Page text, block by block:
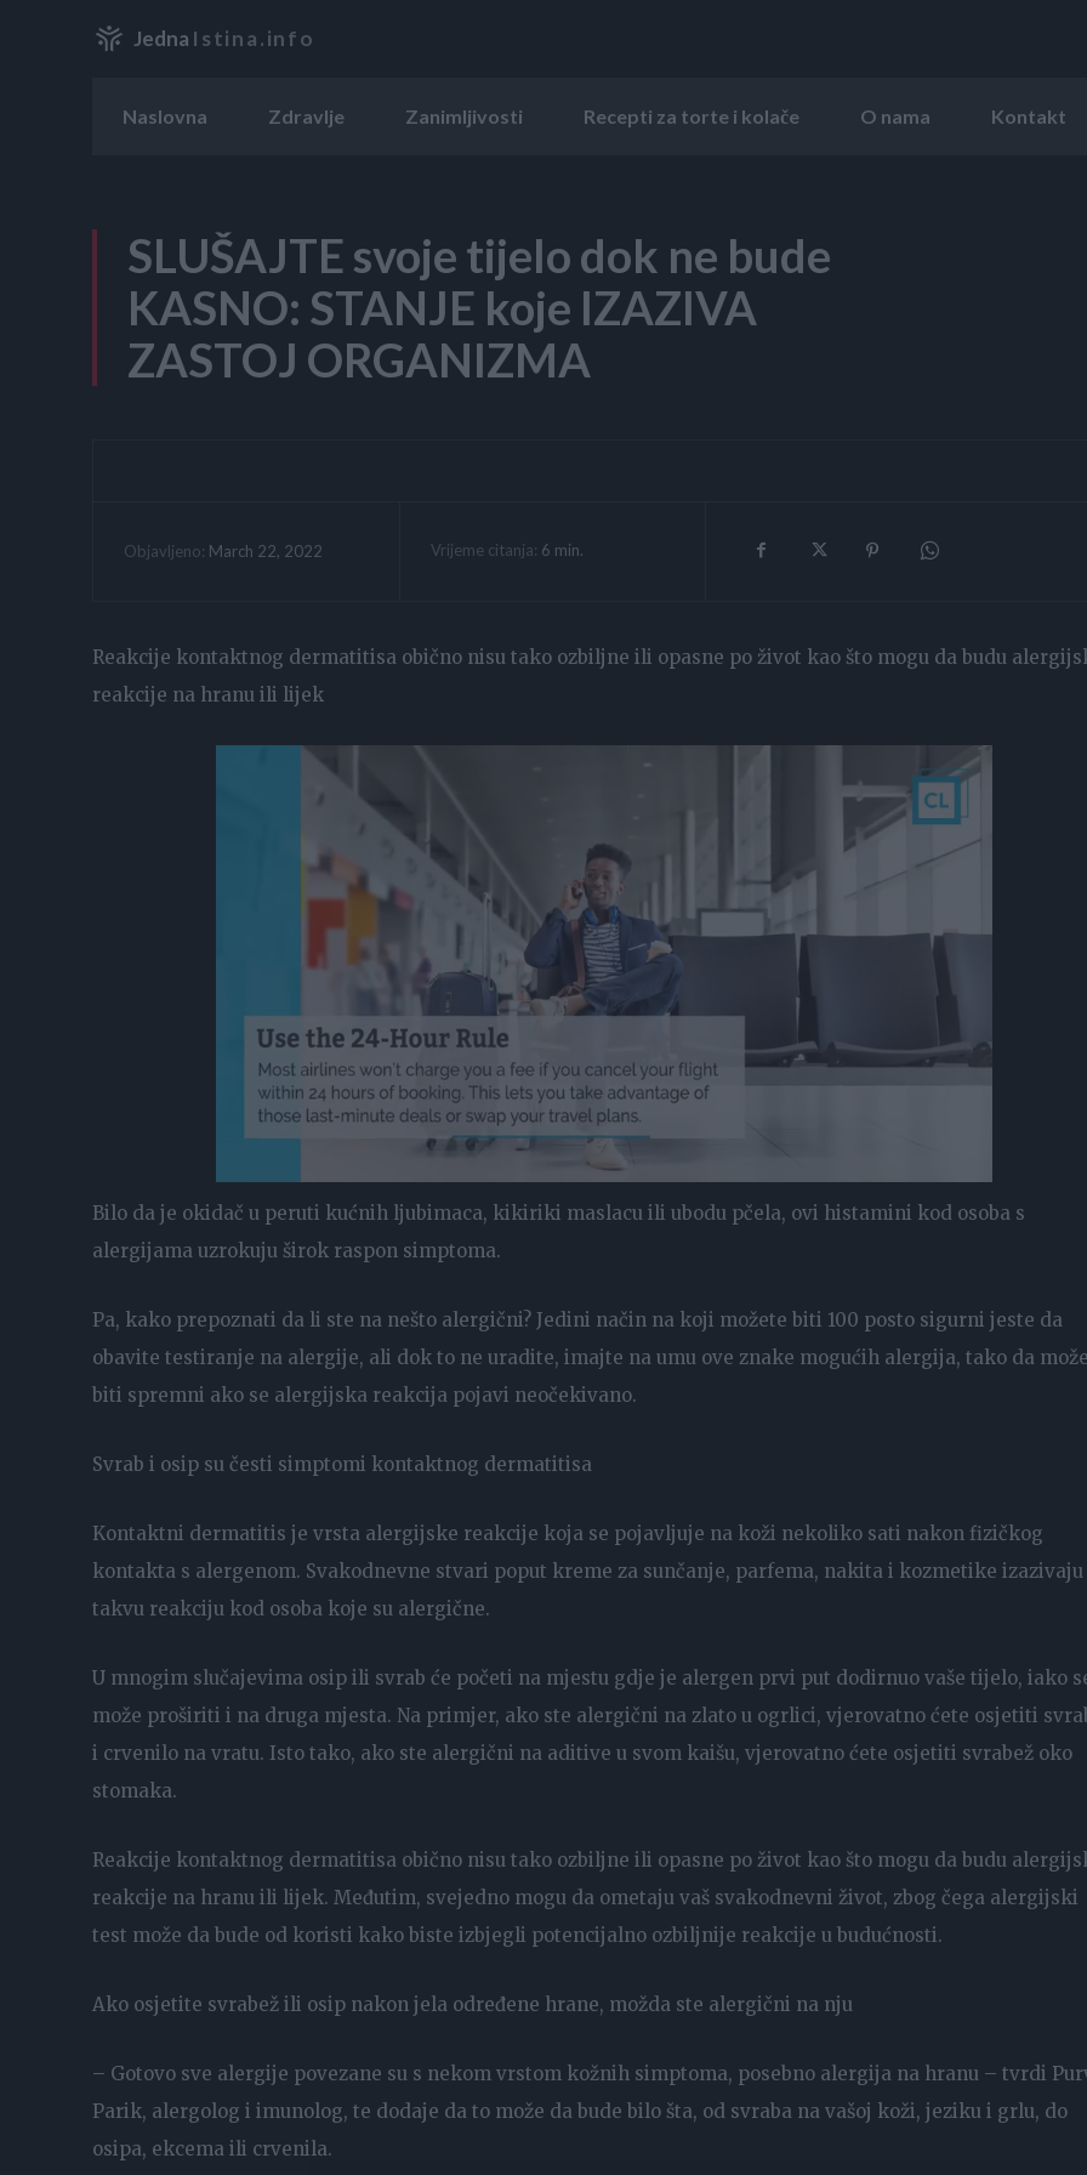
Jedna Istina.info
Naslovna Zdravlje Zanimljivosti Recepti za torte i kolače O nama Kontakt
SLUŠAJTE svoje tijelo dok ne bude
KASNO: STANJE koje IZAZIVA
ZASTOJ ORGANIZMA
Objavljeno: March 22, 2022 Vrijeme citanja: 6 min.
Reakcije kontaktnog dermatitisa obično nisu tako ozbiljne ili opasne po život kao što mogu da budu
reakcije na hranu ili lijek
Bilo da je okidač u peruti kućnih ljubimaca, kikiriki maslacu ili ubodu pčela, ovi histamini kod osoba s
alergijama uzrokuju širok raspon simptoma.
Pa, kako prepoznati da li ste na nešto alergični? Jedini način na koji možete biti 100 posto sigurni jeste da
obavite testiranje na alergije, ali dok to ne uradite, imajte na umu ove znake mogućih alergija, tako da
biti spremni ako se alergijska reakcija pojavi neočekivano.
Svrab i osip su česti simptomi kontaktnog dermatitisa
Kontaktni dermatitis je vrsta alergijske reakcije koja se pojavljuje na koži nekoliko sati nakon fizičkog
kontakta s alergenom. Svakodnevne stvari poput kreme za sunčanje, parfema, nakita i kozmetike izazivaju
takvu reakciju kod osoba koje su alergične.
U mnogim slučajevima osip ili svrab će početi na mjestu gdje je alergen prvi put dodirnuo vaše tijelo, iako
može proširiti i na druga mjesta. Na primjer, ako ste alergični na zlato u ogrlici, vjerovatno ćete osjetiti
i crvenilo na vratu. Isto tako, ako ste alergični na aditive u svom kaišu, vjerovatno ćete osjetiti svrabež oko
stomaka.
Reakcije kontaktnog dermatitisa obično nisu tako ozbiljne ili opasne po život kao što mogu da budu
reakcije na hranu ili lijek. Međutim, svejedno mogu da ometaju vaš svakodnevni život, zbog čega alergijski
test može da bude od koristi kako biste izbjegli potencijalno ozbiljnije reakcije u budućnosti.
Ako osjetite svrabež ili osip nakon jela određene hrane, možda ste alergični na nju
– Gotovo sve alergije povezane su s nekom vrstom kožnih simptoma, posebno alergija na hranu – tvrdi
Parik, alergolog i imunolog, te dodaje da to može da bude bilo šta, od svraba na vašoj koži, jeziku i grlu, do
osipa, ekcema ili crvenila.